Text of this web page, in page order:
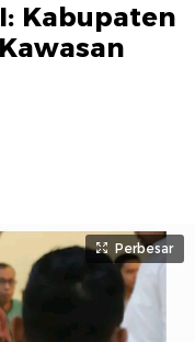
Kabupaten
Perbesar